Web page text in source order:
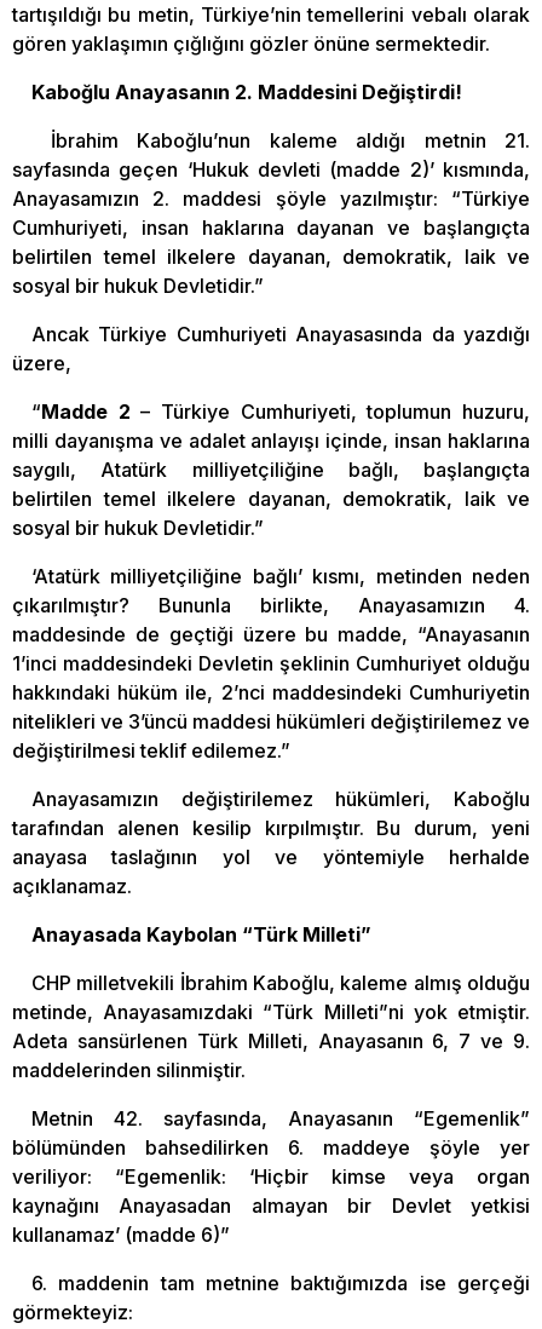
tartışıldığı bu metin, Türkiye’nin temellerini vebalı olarak
gören yaklaşımın çığlığını gözler önüne sermektedir.
Kaboğlu Anayasanın 2. Maddesini Değiştirdi!
İbrahim Kaboğlu’nun kaleme aldığı metnin 21.
sayfasında geçen ‘Hukuk devleti (madde 2)’ kısmında,
Anayasamızın 2. maddesi şöyle yazılmıştır: “Türkiye
Cumhuriyeti, insan haklarına dayanan ve başlangıçta
belirtilen temel ilkelere dayanan, demokratik, laik ve
sosyal bir hukuk Devletidir.”
Ancak Türkiye Cumhuriyeti Anayasasında da yazdığı
üzere,
“Madde 2– Türkiye Cumhuriyeti, toplumun huzuru,
milli dayanışma ve adalet anlayışı içinde, insan haklarına
saygılı, Atatürk milliyetçiliğine bağlı, başlangıçta
belirtilen temel ilkelere dayanan, demokratik, laik ve
sosyal bir hukuk Devletidir.”
‘Atatürk milliyetçiliğine bağlı’ kısmı, metinden neden
çıkarılmıştır? Bununla birlikte, Anayasamızın 4.
maddesinde de geçtiği üzere bu madde, “Anayasanın
1’inci maddesindeki Devletin şeklinin Cumhuriyet olduğu
hakkındaki hüküm ile, 2’nci maddesindeki Cumhuriyetin
nitelikleri ve 3’üncü maddesi hükümleri değiştirilemez ve
değiştirilmesi teklif edilemez.”
Anayasamızın değiştirilemez hükümleri, Kaboğlu
tarafından alenen kesilip kırpılmıştır. Bu durum, yeni
anayasa taslağının yol ve yöntemiyle herhalde
açıklanamaz.
Anayasada Kaybolan “Türk Milleti”
CHP milletvekili İbrahim Kaboğlu, kaleme almış olduğu
metinde, Anayasamızdaki “Türk Milleti”ni yok etmiştir.
Adeta sansürlenen Türk Milleti, Anayasanın 6, 7 ve 9.
maddelerinden silinmiştir.
Metnin 42. sayfasında, Anayasanın “Egemenlik”
bölümünden bahsedilirken 6. maddeye şöyle yer
veriliyor: “Egemenlik: ‘Hiçbir kimse veya organ
kaynağını Anayasadan almayan bir Devlet yetkisi
kullanamaz’ (madde 6)”
6. maddenin tam metnine baktığımızda ise gerçeği
görmekteyiz: